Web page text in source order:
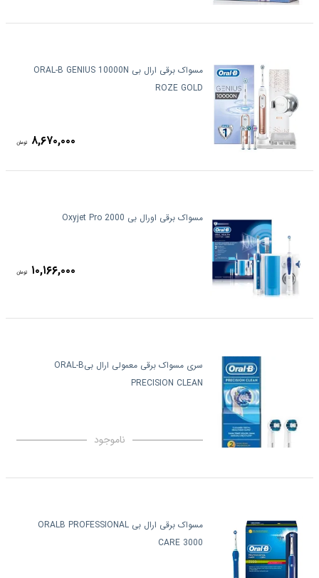
مسواک برقی ارال بی ORAL-B GENIUS 10000N
ROZE GOLD
۸,۶۷۰,۰۰۰ تومان
مسواک برقی اورال بی Oxyjet Pro 2000
۱۰,۱۶۶,۰۰۰ تومان
سری مسواک برقی معمولی ارال بیORAL-B
PRECISION CLEAN
ناموجود
مسواک برقی ارال بی ORALB PROFESSIONAL
CARE 3000